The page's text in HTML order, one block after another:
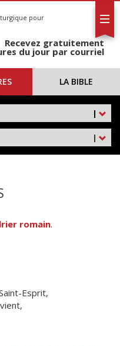
pour
Recevez gratuitement
du jour par courriel
LA BIBLE
|
|
romain.
Esprit,